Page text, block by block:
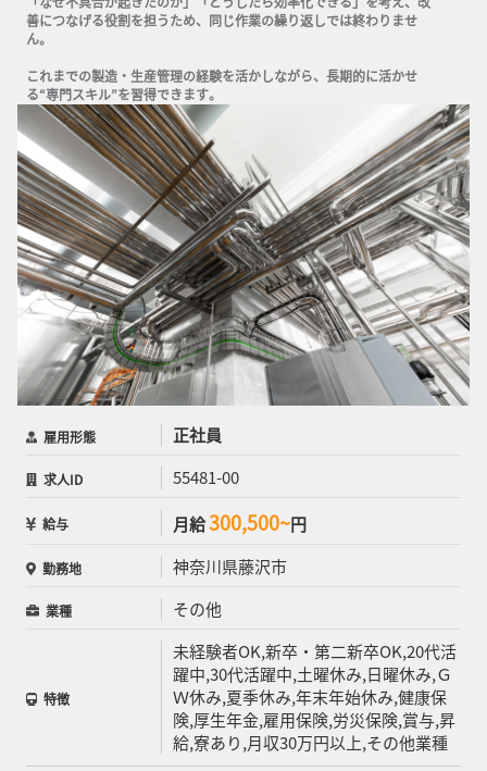
善につなげる役割を担うため、同じ作業の繰り返しでは終わりませ
ん。
これまでの製造・生産管理の経験を活かしながら、長期的に活かせ
る“専門スキル”を習得できます。
雇用形態 正社員
求人ID 55481-00
給与 月給300,500~円
勤務地 神奈川県藤沢市
業種 その他
特徴
未経験者OK,新卒・第二新卒OK,20代活
躍中,30代活躍中,土曜休み,日曜休み,Ｇ
Ｗ休み,夏季休み,年末年始休み,健康保
険,厚生年金,雇用保険,労災保険,賞与,昇
給,寮あり,月収30万円以上,その他業種